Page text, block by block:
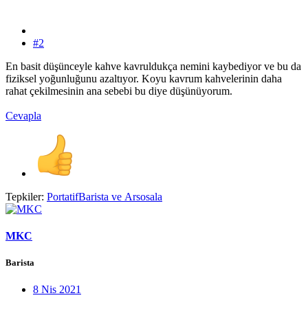
#2
En basit düşünceyle kahve kavruldukça nemini kaybediyor ve bu da
fiziksel yoğunluğunu azaltıyor. Koyu kavrum kahvelerinin daha
rahat çekilmesinin ana sebebi bu diye düşünüyorum.
Cevapla
Tepkiler: PortatifBarista ve Arsosala
MKC
Barista
8 Nis 2021